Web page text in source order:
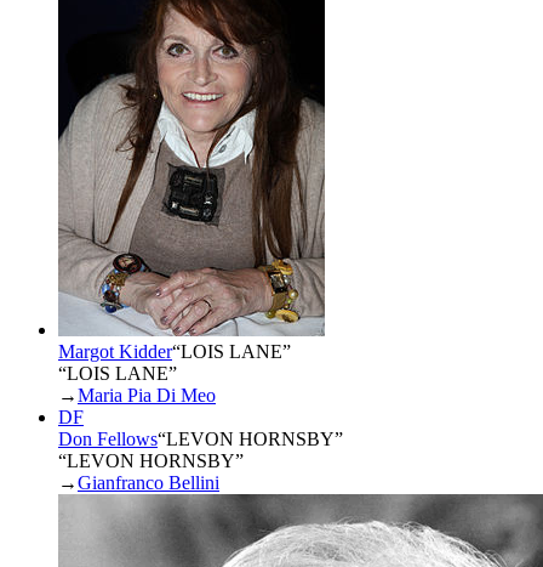
Margot Kidder“LOIS LANE”
“LOIS LANE”
→Maria Pia Di Meo
DF
Don Fellows“LEVON HORNSBY”
“LEVON HORNSBY”
→Gianfranco Bellini